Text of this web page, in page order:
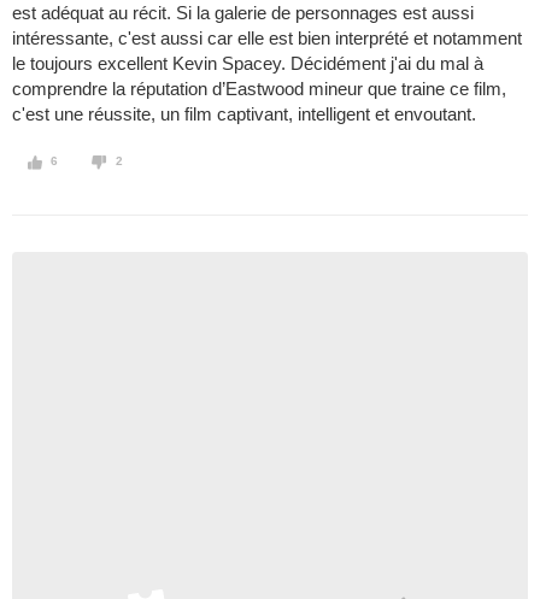
est adéquat au récit. Si la galerie de personnages est aussi
intéressante, c'est aussi car elle est bien interprété et notamment
le toujours excellent Kevin Spacey. Décidément j'ai du mal à
comprendre la réputation d’Eastwood mineur que traine ce film,
c'est une réussite, un film captivant, intelligent et envoutant.
6 2